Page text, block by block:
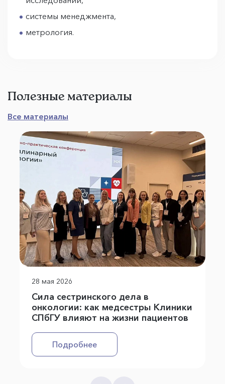
системы менеджмента,
метрология.
Полезные материалы
Все материалы
28 мая 2026
Сила сестринского дела в
онкологии: как медсестры Клиники
СПбГУ влияют на жизни пациентов
Подробнее